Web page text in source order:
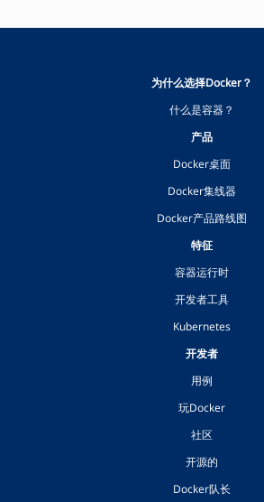
为什么选择Docker？
什么是容器？
产品
Docker桌面
Docker集线器
Docker产品路线图
特征
容器运行时
开发者工具
Kubernetes
开发者
用例
玩Docker
社区
开源的
Docker队长